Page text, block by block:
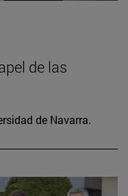
de las
de Navarra.